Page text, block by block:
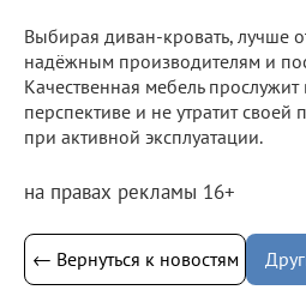
Выбирая диван-кровать, лучше
надёжным производителям и
Качественная мебель
перспективе и не утратит своей
при активной эксплуатации.
на правах рекламы 16+
← Вернуться к новостям